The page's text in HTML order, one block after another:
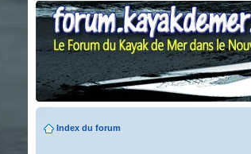
Index du forum